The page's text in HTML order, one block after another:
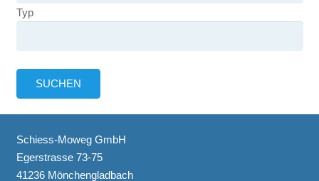
Typ
Schiess-Moweg GmbH
Egerstrasse 73-75
41236 Mönchengladbach